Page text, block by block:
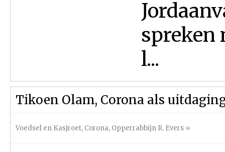
spreken
l...
Tikoen Olam, Corona als
Voedsel en Kasjroet, Corona, Opperrabbijn R. Evers »